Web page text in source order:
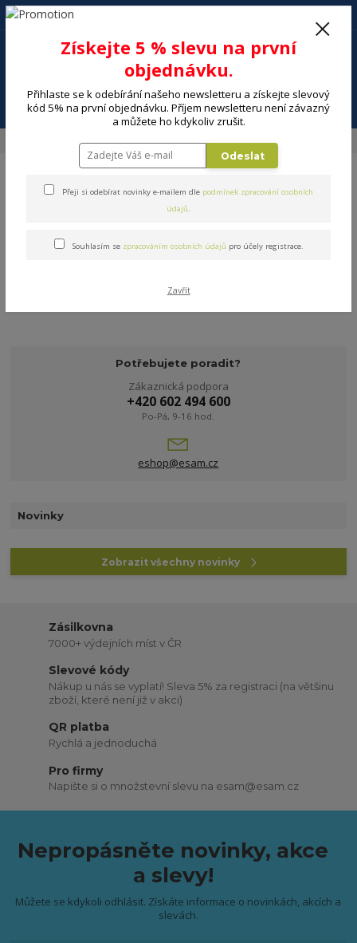
Menu
+420 602 494 600
Žehlící lis
V této kategorii nebylo nalezeno žádné zboží.
Potřebujete poradit?
Zákaznická podpora
+420 602 494 600
Po-Pá, 9-16 hod.
eshop@esam.cz
Novinky
Zobrazit všechny novinky
Zásilkovna
7000+ výdejních míst v ČR
Slevové kódy
Nákup u nás se vyplatí! Sleva 5% za registraci (na většinu
zboží, které není již v akci)
QR platba
Rychlá a jednoduchá
Pro firmy
Napište si o množstevní slevu na esam@esam.cz
Nepropásněte novinky, akce
a slevy!
Můžete se kdykoli odhlásit. Získáte informace o novinkách, akcích a
slevách.
Získejte 5 % slevu na první
objednávku.
Přihlaste se k odebírání našeho newsletteru a získejte slevový
kód 5% na první objednávku. Příjem newsletteru není závazný
a můžete ho kdykoliv zrušit.
Odeslat
Přeji si odebírat novinky e-mailem dle podmínek zpracování osobních
údajů.
Souhlasím se zpracováním osobních údajů pro účely registrace.
Zavřít